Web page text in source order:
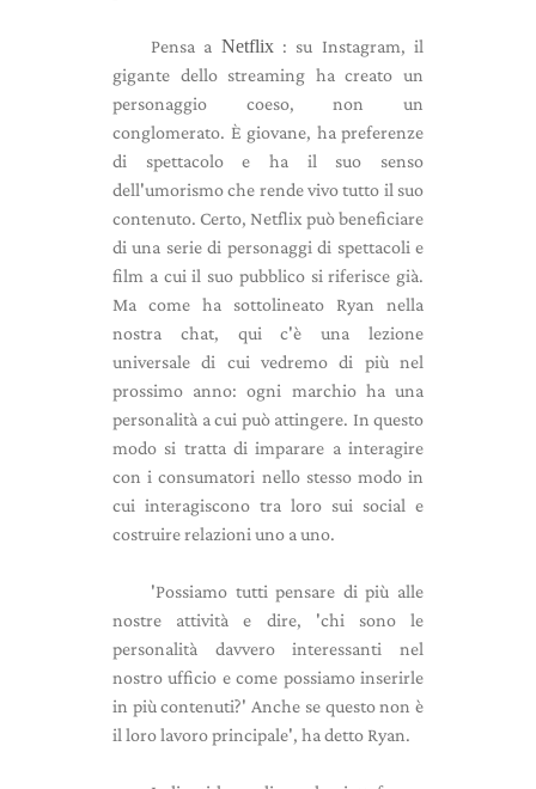
Pensa a Netflix: su Instagram, il
gigante dello streaming ha creato un
personaggio coeso, non un
conglomerato. È giovane, ha preferenze
di spettacolo e ha il suo senso
dell'umorismo che rende vivo tutto il suo
contenuto. Certo, Netflix può beneficiare
di una serie di personaggi di spettacoli e
film a cui il suo pubblico si riferisce già.
Ma come ha sottolineato Ryan nella
nostra chat, qui c'è una lezione
universale di cui vedremo di più nel
prossimo anno: ogni marchio ha una
personalità a cui può attingere. In questo
modo si tratta di imparare a interagire
con i consumatori nello stesso modo in
cui interagiscono tra loro sui social e
costruire relazioni uno a uno.
'Possiamo tutti pensare di più alle
nostre attività e dire, 'chi sono le
personalità davvero interessanti nel
nostro ufficio e come possiamo inserirle
in più contenuti?' Anche se questo non è
il loro lavoro principale', ha detto Ryan.